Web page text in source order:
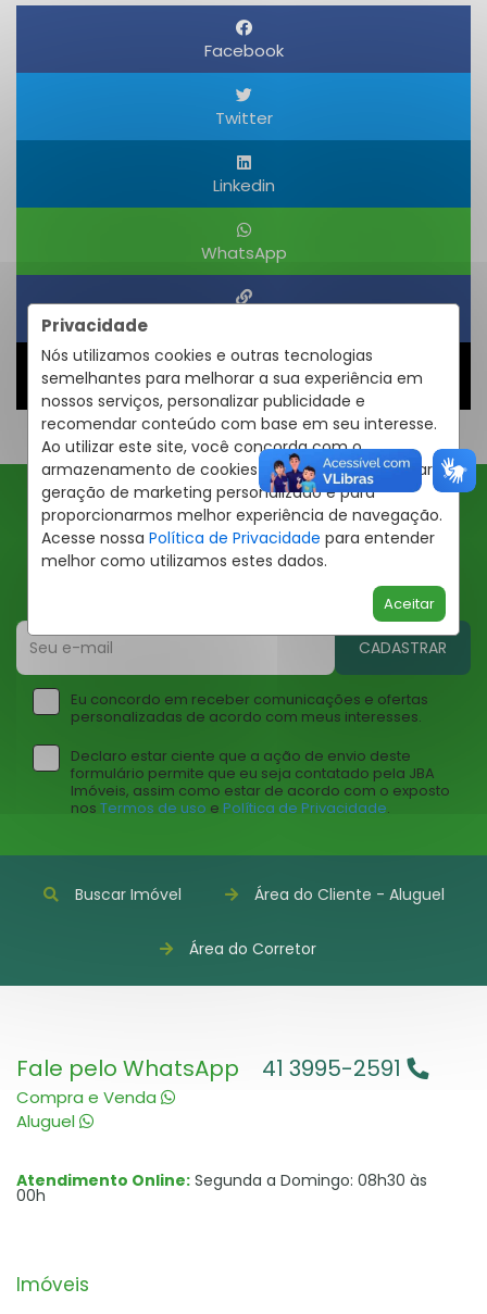
Privacidade
Nós utilizamos cookies e outras tecnologias
semelhantes para melhorar a sua experiência em
nossos serviços, personalizar publicidade e
recomendar conteúdo com base em seu interesse.
Ao utilizar este site, você concorda com o
armazenamento de cookies em seu dispositivo para
geração de marketing personalizado e para
proporcionarmos melhor experiência de navegação.
Acesse nossa Política de Privacidade para entender
melhor como utilizamos estes dados.
Aceitar
Facebook
Twitter
Linkedin
WhatsApp
Compartilhar
Ofertas JBA
CADASTRAR
Eu concordo em receber comunicações e ofertas
personalizadas de acordo com meus interesses.
Declaro estar ciente que a ação de envio deste
formulário permite que eu seja contatado pela JBA
Imóveis, assim como estar de acordo com o exposto
nos Termos de uso e Política de Privacidade.
Buscar Imóvel Área do Cliente - Aluguel
Área do Corretor
Fale pelo WhatsApp
Compra e Venda
Aluguel
41 3995-2591
Atendimento Online: Segunda a Domingo: 08h30 às
00h
Imóveis